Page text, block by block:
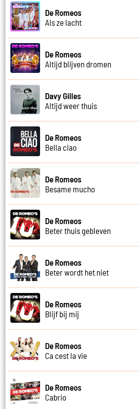
De Romeos
Als ze lacht
De Romeos
Altijd blijven dromen
Davy Gilles
Altijd weer thuis
De Romeos
Bella ciao
De Romeos
Besame mucho
De Romeos
Beter thuis gebleven
De Romeos
Beter wordt het niet
De Romeos
Blijf bij mij
De Romeos
Ca cest la vie
De Romeos
Cabrio